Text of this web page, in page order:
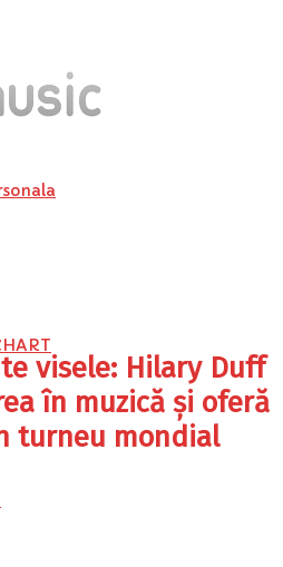
visele: Hilary Duff
în muzică și oferă
turneu mondial